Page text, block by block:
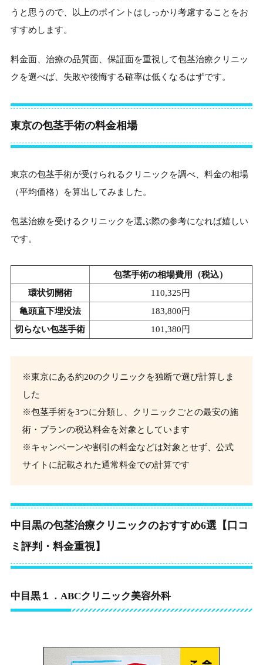
うと思うので、以上のポイントはしっかり考慮することをお
すすめします。
料金面、治療の品質面、保証面を重視して包茎治療クリニッ
クを選べば、失敗や後悔する確率は低くなるはずです。
東京の包茎手術の料金相場
東京の包茎手術が受けられるクリニックを調べ、料金の相場
（平均価格）を算出してみました。
包茎治療を受けるクリニックを選ぶ際の参考になれば嬉しい
です。
包茎手術の相場費用（税込）
環状切開術
110,325円
亀頭直下埋没法
183,800円
切らない包茎手術
101,380円
※東京にある約20のクリニックを独断で選び計算しま
した
※包茎手術を3つに分類し、クリニックごとの最安の施
術・プランの税込料金を対象としています
※キャンペーンや割引の料金などは対象とせず、公式
サイトに記載された通常料金での計算です
中目黒の包茎治療クリニックのおすすめ6選【口コ
ミ評判・料金重視】
中目黒１．ABCクリニック美容外科